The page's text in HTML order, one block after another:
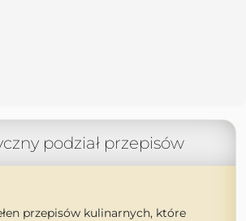
podział przepisów
przepisów kulinarnych, które